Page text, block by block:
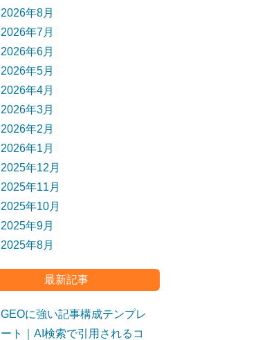
2026年8月
2026年7月
2026年6月
2026年5月
2026年4月
2026年3月
2026年2月
2026年1月
2025年12月
2025年11月
2025年10月
2025年9月
2025年8月
最新記事
GEOに強い記事構成テンプレ
ート｜AI検索で引用されるコ